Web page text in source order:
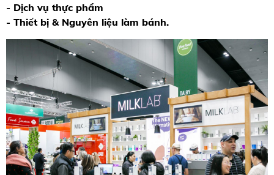
- Dịch vụ thực phẩm
- Thiết bị & Nguyên liệu làm bánh.